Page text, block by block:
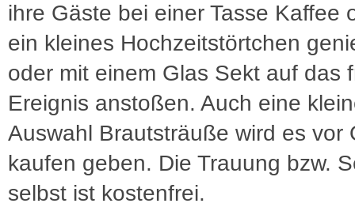
ihre Gäste bei einer Tasse Kaffee
ein kleines Hochzeitstörtchen
oder mit einem Glas Sekt auf das
Ereignis anstoßen. Auch eine
Auswahl Brautsträuße wird es vor
kaufen geben. Die Trauung bzw.
selbst ist kostenfrei.